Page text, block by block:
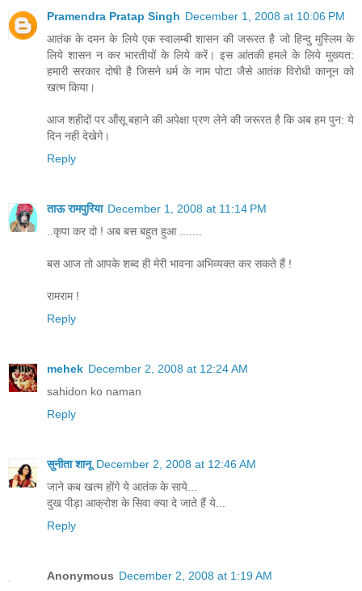
Pramendra Pratap Singh December 1, 2008 at 10:06 PM
आतंक के दमन के लिये एक स्‍वालम्‍बी शासन की जरूरत है जो हिन्‍दु मुस्लिम के
लिये शासन न कर भारतीयों के लिये करें। इस आंतकी हमले के लिये मुख्‍यत:
हमारी सरकार दोषी है जिसने धर्म के नाम पोटा जैसे आतंक विरोधी कानून को
खत्‍म किया।
आज शहीदों पर ऑंसू बहाने की अपेक्षा प्रण लेने की जरूरत है कि अब हम पुन: ये
दिन नही देखेगे।
Reply
ताऊ रामपुरिया December 1, 2008 at 11:14 PM
..कृपा कर दो ! अब बस बहुत हुआ .......
बस आज तो आपके शब्द ही मेरी भावना अभिव्यक्त कर सकते हैं !
रामराम !
Reply
mehek December 2, 2008 at 12:24 AM
sahidon ko naman
Reply
सुनीता शानू December 2, 2008 at 12:46 AM
जाने कब खत्म होंगे ये आतंक के साये...
दुख पीड़ा आक्रोश के सिवा क्या दे जाते हैं ये...
Reply
Anonymous December 2, 2008 at 1:19 AM